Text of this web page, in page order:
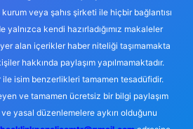
veya şahıs şirketi ile hiçbir bağlantısı
yalnızca kendi hazırladığımız makaleler
alan içerikler haber niteliği taşımamakta
hakkında paylaşım yapılmamaktadır.
isim benzerlikleri tamamen tesadüfidir.
ve tamamen ücretsiz bir bilgi paylaşım
yasal düzenlemelere aykırı olduğunu